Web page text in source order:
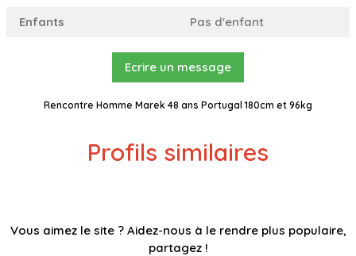
Enfants
Pas d'enfant
Ecrire un message
Rencontre Homme Marek 48 ans Portugal 180cm et 96kg
Profils similaires
Vous aimez le site ? Aidez-nous à le rendre plus populaire,
partagez !